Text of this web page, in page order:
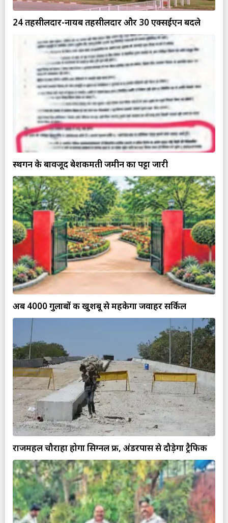
24 तहसीलदार-नायब तहसीलदार और 30 एक्सईएन बदले
स्थगन के बावजूद बेशकीमती जमीन का पट्टा जारी
अब 4000 गुलाबों की खुशबू से महकेगा जवाहर सर्किल
राजमहल चौराहा होगा सिग्नल फ्री, अंडरपास से दौड़ेगा ट्रैफिक